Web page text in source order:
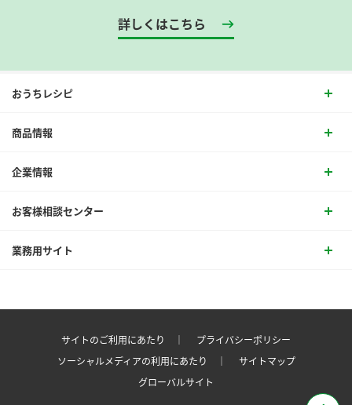
詳しくはこちら
おうちレシピ
商品情報
企業情報
お客様相談センター
業務用サイト
サイトのご利用にあたり ｜
プライバシーポリシー
ソーシャルメディアの利用にあたり ｜
サイトマップ
グローバルサイト